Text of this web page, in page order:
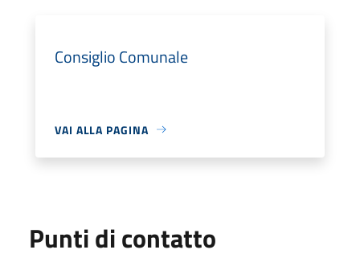
Consiglio Comunale
VAI ALLA PAGINA
Punti di contatto